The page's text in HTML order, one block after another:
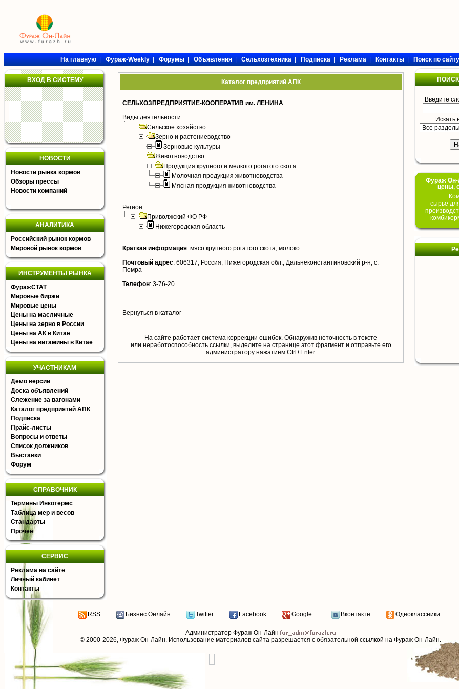
На главную|Фураж-Weekly|Форумы|Объявления|Сельхозтехника|Подписка|Реклама|Контакты|Поиск по сайту
ВХОД В СИСТЕМУ
НОВОСТИ
Новости рынка кормов
Обзоры прессы
Новости компаний
АНАЛИТИКА
Российский рынок кормов
Мировой рынок кормов
ИНСТРУМЕНТЫ РЫНКА
ФуражСТАТ
Мировые биржи
Мировые цены
Цены на масличные
Цены на зерно в России
Цены на АК в Китае
Цены на витамины в Китае
УЧАСТНИКАМ
Демо версии
Доска объявлений
Слежение за вагонами
Каталог предприятий АПК
Подписка
Прайс-листы
Вопросы и ответы
Список должников
Выставки
Форум
СПРАВОЧНИК
Термины Инкотермс
Таблица мер и весов
Стандарты
Прочее
СЕРВИС
Реклама на сайте
Личный кабинет
Контакты
Каталог предприятий АПК
СЕЛЬХОЗПРЕДПРИЯТИЕ-КООПЕРАТИВ им. ЛЕНИНА
Виды деятельности:
Сельское хозяйство
Зерно и растениеводство
Зерновые культуры
Животноводство
Продукция крупного и мелкого рогатого скота
Молочная продукция животноводства
Мясная продукция животноводства
Регион:
Приволжский ФО РФ
Нижегородская область
Краткая информация: мясо крупного рогатого скота, молоко
Почтовый адрес: 606317, Россия, Нижегородская обл., Дальнеконстантиновский р-н, с.
Помра
Телефон: 3-76-20
Вернуться в каталог
На сайте работает система коррекции ошибок. Обнаружив неточность в тексте
или неработоспособность ссылки, выделите на странице этот фрагмент и отправьте его
aдминистратору нажатием Ctrl+Enter.
Введите
Искать
Фураж Он-
цены,
сырье
RSS Бизнес Онлайн Twitter Facebook Google+ Вконтакте Одноклассники
Администратор Фураж Он-Лайн
© 2000-2026, Фураж Он-Лайн. Использование материалов сайта разрешается с обязательной ссылкой на Фураж Он-Лайн.